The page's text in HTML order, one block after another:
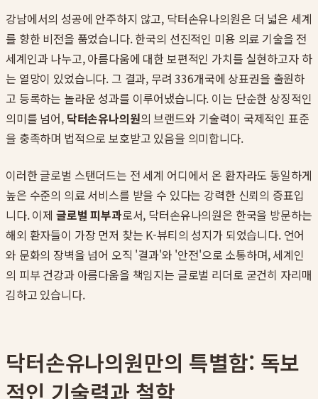
강남에서의 성공에 안주하지 않고, 닥터손유나의원은 더 넓은 세계
를 향한 비전을 품었습니다. 한국의 선진적인 미용 의료 기술을 전
세계인과 나누고, 아름다움에 대한 보편적인 가치를 실현하고자 하
는 열망이 있었습니다. 그 결과, 무려 336개국에 상표권을 출원하
고 등록하는 놀라운 성과를 이루어냈습니다. 이는 단순한 상징적인
의미를 넘어, 닥터손유나의원의 브랜드와 기술력이 국제적인 표준
을 충족하며 법적으로 보호받고 있음을 의미합니다.
이러한 글로벌 스탠더드는 전 세계 어디에서 온 환자라도 동일하게
높은 수준의 의료 서비스를 받을 수 있다는 강력한 신뢰의 증표입
니다. 이제 글로벌 피부과로서, 닥터손유나의원은 한국을 방문하는
해외 환자들이 가장 먼저 찾는 K-뷰티의 성지가 되었습니다. 언어
와 문화의 장벽을 넘어 오직 '결과'와 '안전'으로 소통하며, 세계인
의 피부 건강과 아름다움을 책임지는 글로벌 리더로 굳건히 자리매
김하고 있습니다.
닥터손유나의원만의 특별함: 독보
적인 기술력과 철학